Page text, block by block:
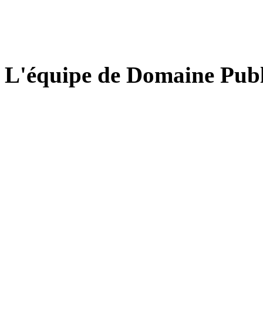
L'équipe de Domaine